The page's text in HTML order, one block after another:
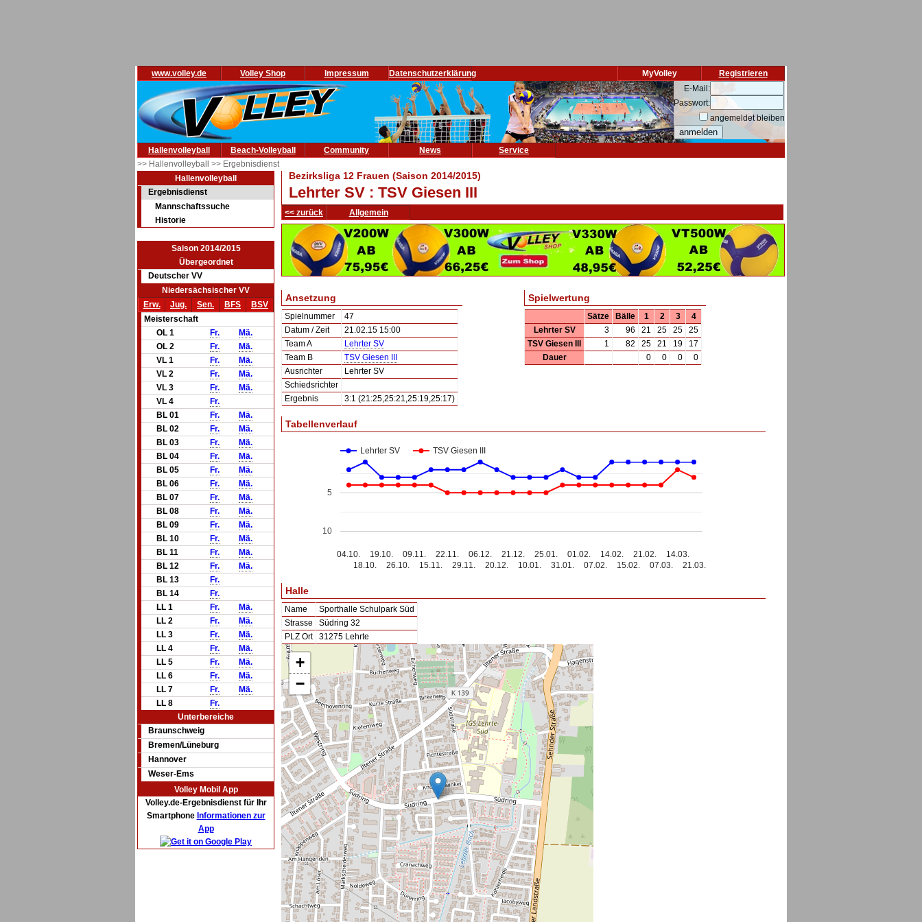
www.volley.de Volley Shop Impressum Datenschutzerklärung Registrieren
MyVolley
E-Mail:
Passwort:
angemeldet bleiben
Hallenvolleyball Beach-Volleyball Community News
Service
>> Hallenvolleyball >> Ergebnisdienst
Hallenvolleyball
Ergebnisdienst
Mannschaftssuche
Historie
Saison 2014/2015
Übergeordnet
Deutscher VV
Niedersächsischer VV
Erw.
Jug. Sen. BFS
BSV
Meisterschaft
OL 1
Fr.
Mä.
OL 2
Fr.
Mä.
VL 1
Fr.
Mä.
VL 2
Fr.
Mä.
VL 3
Fr.
Mä.
VL 4
Fr.
BL 01
Fr.
Mä.
BL 02
Fr.
Mä.
BL 03
Fr.
Mä.
BL 04
Fr.
Mä.
BL 05
Fr.
Mä.
BL 06
Fr.
Mä.
BL 07
Fr.
Mä.
BL 08
Fr.
Mä.
BL 09
Fr.
Mä.
BL 10
Fr.
Mä.
BL 11
Fr.
Mä.
BL 12
Fr.
Mä.
BL 13
Fr.
BL 14
Fr.
LL 1
Fr.
Mä.
LL 2
Fr.
Mä.
LL 3
Fr.
Mä.
LL 4
Fr.
Mä.
LL 5
Fr.
Mä.
LL 6
Fr.
Mä.
LL 7
Fr.
Mä.
LL 8
Fr.
Unterbereiche
Braunschweig
Bremen/Lüneburg
Hannover
Weser-Ems
Volley Mobil App
Volley.de-Ergebnisdienst für Ihr
Smartphone Informationen zur
App
Bezirksliga 12 Frauen (Saison 2014/2015)
Lehrter SV : TSV Giesen III
<< zurück Allgemein
Ansetzung
Spielnummer
47
Datum / Zeit
21.02.15 15:00
Team A
Lehrter SV
Team B
TSV Giesen III
Ausrichter
Lehrter SV
Schiedsrichter
Ergebnis
3:1 (21:25,25:21,25:19,25:17)
Spielwertung
Sätze Bälle 1 2 3
4
Lehrter SV
3 96 21 25 25
25
TSV Giesen III
1 82 25 21 19
17
Dauer
0 0 0 0
Tabellenverlauf
Lehrter SV TSV Giesen III
04.10.
18.10.
19.10.
26.10.
09.11.
15.11.
22.11.
29.11.
06.12.
20.12.
21.12.
10.01.
25.01.
31.01.
01.02.
07.02.
14.02.
15.02.
21.02.
07.03.
14.03.
21.03.
5
10
Halle
Name
Sporthalle Schulpark Süd
Strasse
Südring 32
PLZ Ort
31275 Lehrte
+
−